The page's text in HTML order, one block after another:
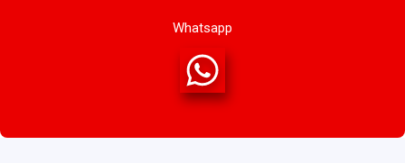
Whatsapp